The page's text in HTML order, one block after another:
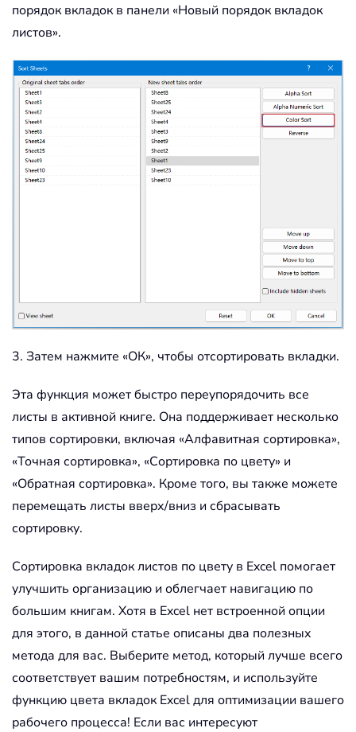
порядок вкладок в панели «Новый порядок вкладок
листов».
3. Затем нажмите «ОК», чтобы отсортировать вкладки.
Эта функция может быстро переупорядочить все
листы в активной книге. Она поддерживает несколько
типов сортировки, включая «Алфавитная сортировка»,
«Точная сортировка», «Сортировка по цвету» и
«Обратная сортировка». Кроме того, вы также можете
перемещать листы вверх/вниз и сбрасывать
сортировку.
Сортировка вкладок листов по цвету в Excel помогает
улучшить организацию и облегчает навигацию по
большим книгам. Хотя в Excel нет встроенной опции
для этого, в данной статье описаны два полезных
метода для вас. Выберите метод, который лучше всего
соответствует вашим потребностям, и используйте
функцию цвета вкладок Excel для оптимизации вашего
рабочего процесса! Если вас интересуют